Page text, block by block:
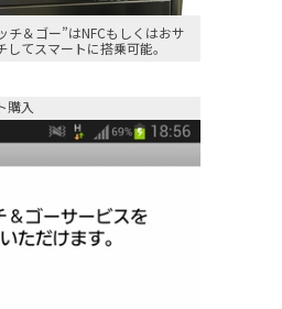
チ＆ゴー”はNFCもしくはおサ
てスマートに搭乗可能。
購入